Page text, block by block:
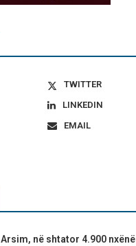
TWITTER
LINKEDIN
EMAIL
Arsim, në shtator 4.900